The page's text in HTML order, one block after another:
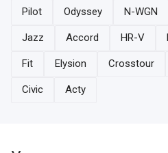
Pilot Odyssey N-WGN
Jazz Accord HR-V
Fit Elysion Crosstour
Civic Acty